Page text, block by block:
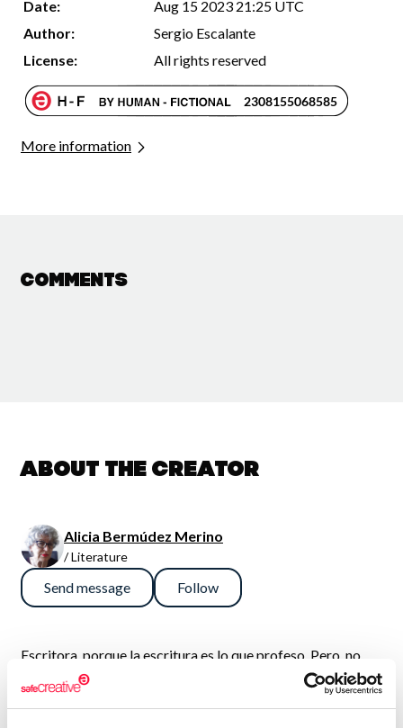
Date:
Aug 15 2023 21:25 UTC
Author:
Sergio Escalante
License:
All rights reserved
More information
Comments
About the creator
Alicia Bermúdez Merino
/ Literature
Send message Follow
Escritora, porque la escritura es lo que profeso. Pero, no
siendo la escritura mi fuente de ingresos, no me atrevería a